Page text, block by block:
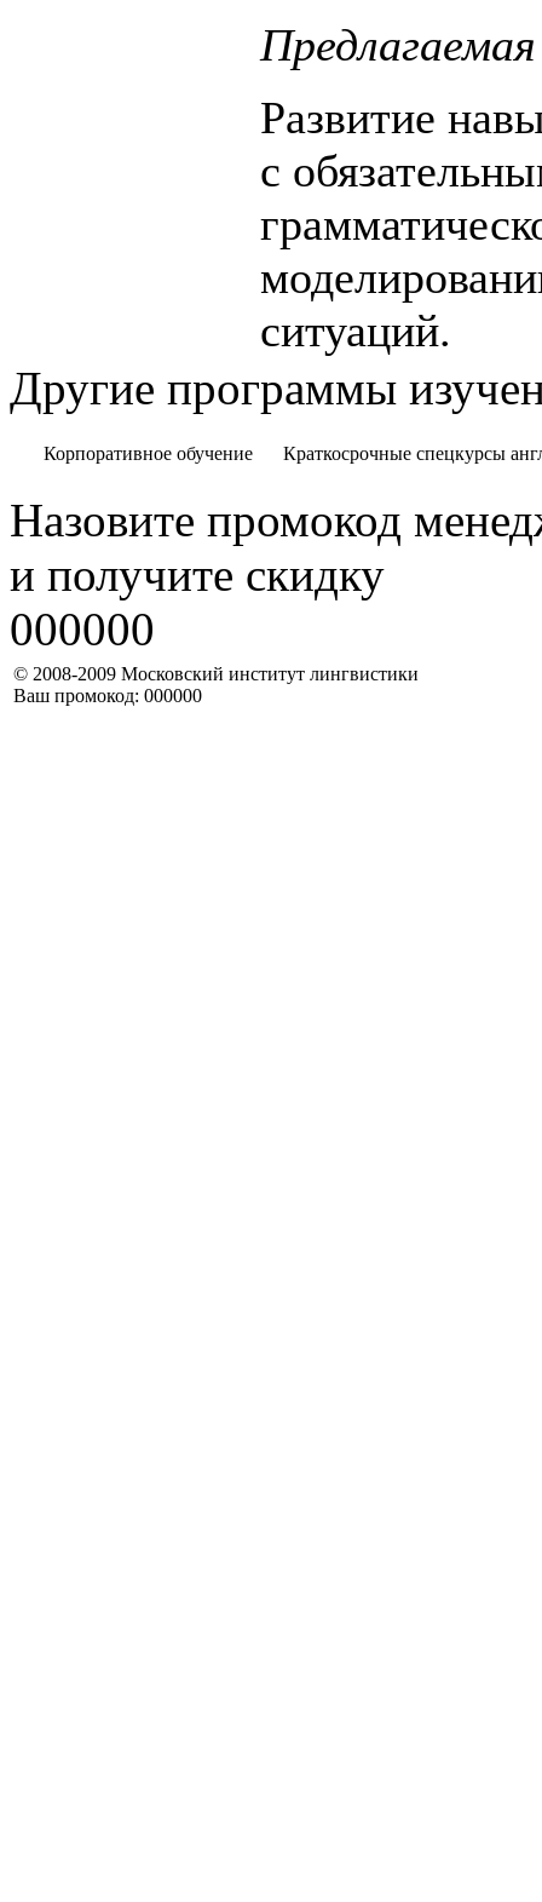
Развитие
с
ситуаций.
Другие программы
Корпоративное обучение Краткосрочные спецкурсы
Назовите промокод
и получите скидку
000000
© 2008-2009 Московский институт лингвистики
Ваш промокод: 000000